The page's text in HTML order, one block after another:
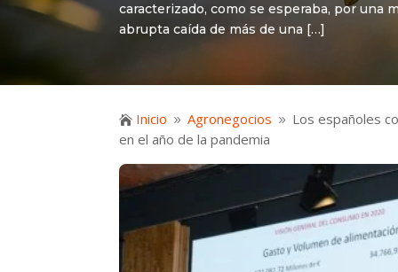
caracterizado, como se esperaba, por una
abrupta caída de más de una […]
 Inicio 9 Agronegocios 9 Los españoles
en el año de la pandemia